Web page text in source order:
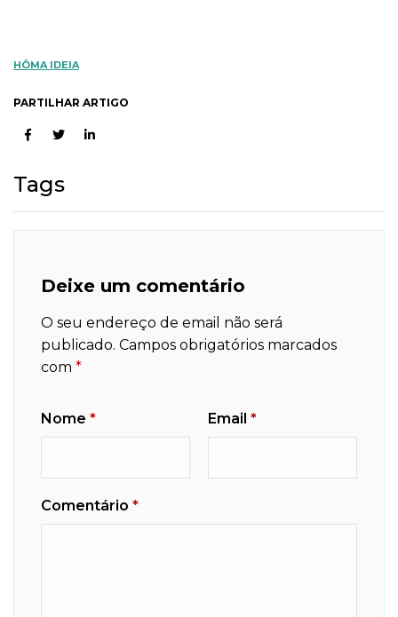
HÔMA IDEIA
PARTILHAR ARTIGO
Tags
Deixe um comentário
O seu endereço de email não será
publicado. Campos obrigatórios marcados
com *
Nome * Email *
Comentário *